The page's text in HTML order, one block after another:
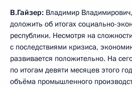
В.Гайзер: Владимир
доложить об итогах социально-
республики. Несмотря на
с последствиями кризиса,
развивается положительно. На
по итогам девяти месяцев этого
объёма промышленного